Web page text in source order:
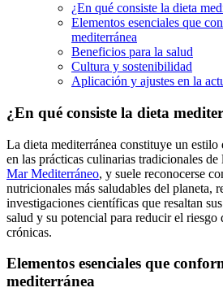
¿En qué consiste la dieta
Elementos esenciales que
mediterránea
Beneficios para la salud
Cultura y sostenibilidad
Aplicación y ajustes en la
¿En qué consiste la dieta
La dieta mediterránea constituye un
en las prácticas culinarias tradicionales de
Mar Mediterráneo, y suele reconocerse
nutricionales más saludables del planeta,
investigaciones científicas que resaltan
salud y su potencial para reducir el riesgo
crónicas.
Elementos esenciales que
mediterránea